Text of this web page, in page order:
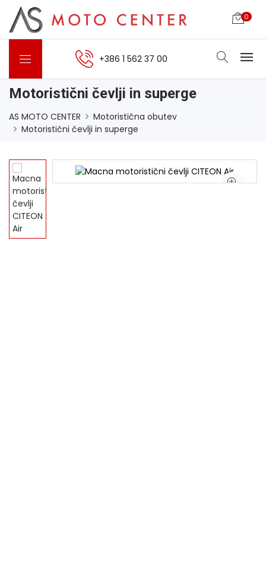
0
+386 1 562 37 00
Motoristični čevlji in superge
AS MOTO CENTER
Motoristična obutev
Motoristični čevlji in superge